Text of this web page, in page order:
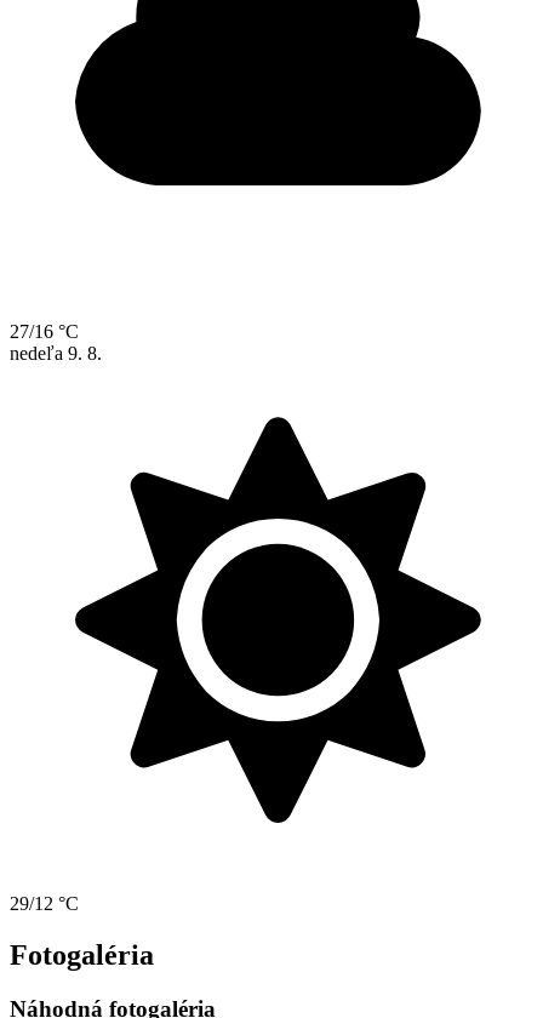
27/16 °C
nedeľa 9. 8.
29/12 °C
Fotogaléria
Náhodná fotogaléria